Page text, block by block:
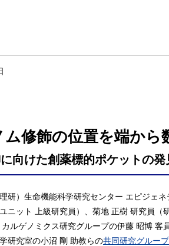
ム修飾の位置を端から
向けた創薬標的ポケットの発
研）生命機能科学研究センター エピジェ
ニット 上級研究員）、菊地 正樹 研究員
ルゲノミクス研究グループの伊藤 昭博
研究室の小沼 剛 助教らの共同研究グループ